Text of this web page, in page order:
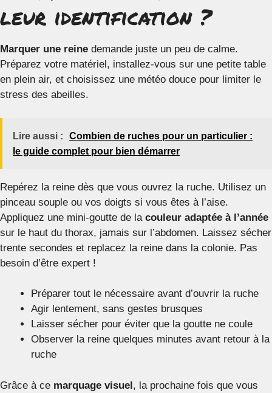
leur identification ?
Marquer une reine demande juste un peu de calme.
Préparez votre matériel, installez-vous sur une petite table
en plein air, et choisissez une météo douce pour limiter le
stress des abeilles.
Lire aussi :
Combien de ruches pour un particulier :
le guide complet pour bien démarrer
Repérez la reine dès que vous ouvrez la ruche. Utilisez un
pinceau souple ou vos doigts si vous êtes à l’aise.
Appliquez une mini-goutte de la couleur adaptée à l’année
sur le haut du thorax, jamais sur l’abdomen. Laissez sécher
trente secondes et replacez la reine dans la colonie. Pas
besoin d’être expert !
Préparer tout le nécessaire avant d’ouvrir la ruche
Agir lentement, sans gestes brusques
Laisser sécher pour éviter que la goutte ne coule
Observer la reine quelques minutes avant retour à la
ruche
Grâce à ce marquage visuel, la prochaine fois que vous